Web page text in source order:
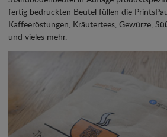
fertig bedruckten Beutel füllen die
Kaffeeröstungen, Kräutertees, Gewürze,
und vieles mehr.